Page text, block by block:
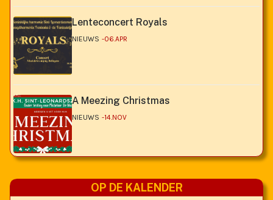
Lenteconcert Royals
NIEUWS 06.APR
A Meezing Christmas
NIEUWS 14.NOV
OP DE KALENDER